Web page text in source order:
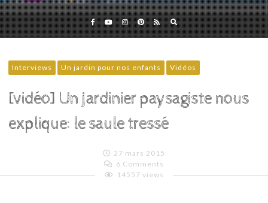
Interviews Un jardin pour nos enfants Vidéos
[vidéo] Un jardinier paysagiste nous
explique: le saule tressé
27 mars 2015
Emilie
6 Comments
14557 views